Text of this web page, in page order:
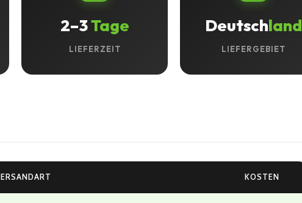
2–3Tage
LIEFERZEIT
Deutschland
LIEFERGEBIET
KOSTEN